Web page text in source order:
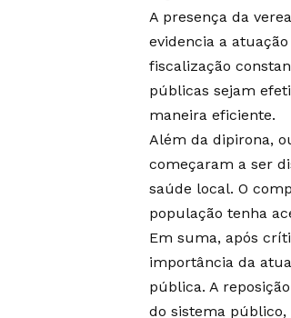
A presença da
evidencia a
fiscalização
públicas sejam
maneira eficiente.
Além da dipirona,
começaram a ser
saúde local. O
população tenha
Em suma, após
importância da
pública. A
do sistema público,